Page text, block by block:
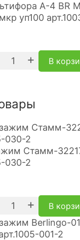
A-4 BR
уп100
+ В
Стамм-
030-2
+ В